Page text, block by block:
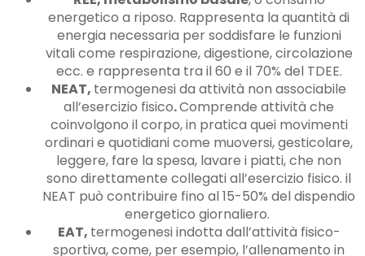
energetico a riposo. Rappresenta la quantità di
energia necessaria per soddisfare le funzioni
vitali come respirazione, digestione, circolazione
ecc. e rappresenta tra il 60 e il 70% del TDEE.
NEAT, termogenesi da attività non associabile
all’esercizio fisico.Comprende attività che
coinvolgono il corpo, in pratica quei movimenti
ordinari e quotidiani come muoversi, gesticolare,
leggere, fare la spesa, lavare i piatti, che non
sono direttamente collegati all’esercizio fisico. il
NEAT può contribuire fino al 15-50% del dispendio
energetico giornaliero.
EAT, termogenesi indotta dall’attività fisico-
sportiva, come, per esempio, l’allenamento in